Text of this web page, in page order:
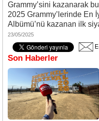
Grammy’sini kazanarak
2025 Grammy’lerinde En
Albümü’nü kazanan ilk
23/05/2025
Son Haberler